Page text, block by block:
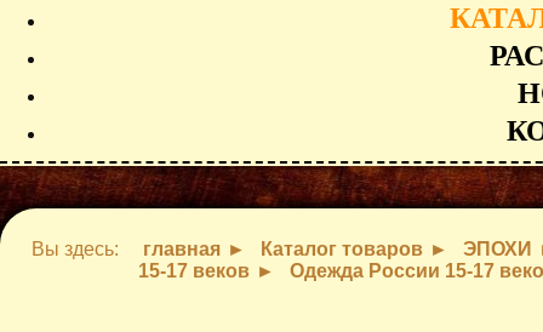
Вы здесь: главная Каталог товаров
ЭПОХИ
15-17 веков
Одежда России 15-17